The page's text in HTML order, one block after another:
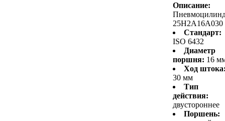
Описание:
25H2A16A030
Стандарт:
ISO 6432
Диаметр
поршня: 16
Ход
30 мм
Тип
действия:
двустороннее
Поршень: